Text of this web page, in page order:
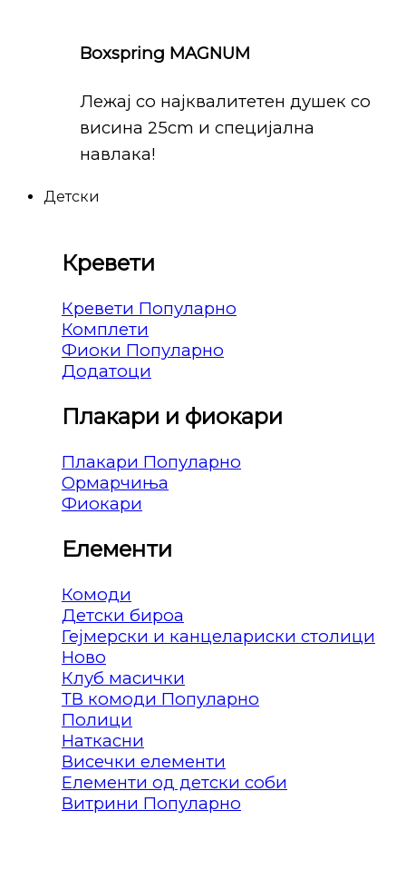
Boxspring MAGNUM
Лежај со најквалитетен душек со
висина 25cm и специјална
навлака!
Детски
Кревети
Кревети
Комплети
Фиоки
Додатоци
Плакари и фиокари
Плакари
Ормарчиња
Фиокари
Елементи
Комоди
Детски бироа
Гејмерски и канцелариски столици
Клуб масички
ТВ комоди
Полици
Наткасни
Висечки елементи
Елементи од детски соби
Витрини